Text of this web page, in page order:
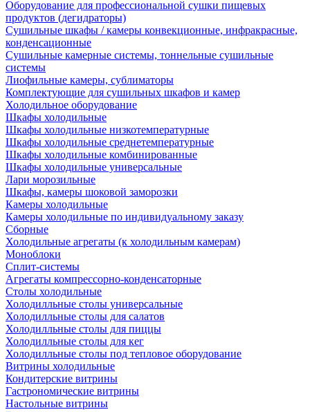
Оборудование для профессиональной сушки пищевых
продуктов (дегидраторы)
Сушильные шкафы / камеры конвекционные, инфракрасные,
конденсационные
Сушильные камерные системы, тоннельные сушильные
системы
Лиофильные камеры, сублиматоры
Комплектующие для сушильных шкафов и камер
Холодильное оборудование
Шкафы холодильные
Шкафы холодильные низкотемпературные
Шкафы холодильные среднетемпературные
Шкафы холодильные комбинированные
Шкафы холодильные универсальные
Лари морозильные
Шкафы, камеры шоковой заморозки
Камеры холодильные
Камеры холодильные по индивидуальному заказу
Сборные
Холодильные агрегаты (к холодильным камерам)
Моноблоки
Сплит-системы
Агрегаты компрессорно-конденсаторные
Столы холодильные
Холодилльные столы универсальные
Холодилльные столы для салатов
Холодилльные столы для пиццы
Холодилльные столы для кег
Холодилльные столы под тепловое оборудование
Витрины холодильные
Кондитерские витрины
Гастрономические витрины
Настольные витрины